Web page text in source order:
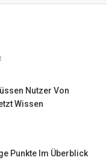
Nutzer Von
Wissen
Punkte Im Überblick